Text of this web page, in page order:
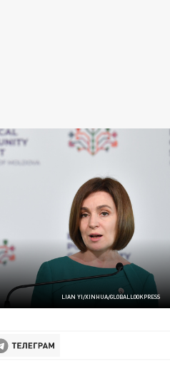
LIAN YI/XINHUA/GLOBALLOOKPRESS